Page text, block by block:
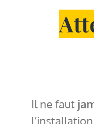
Il ne faut